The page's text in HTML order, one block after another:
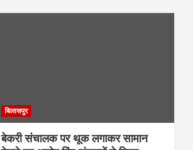
बिलासपुर
बेकरी संचालक पर थूक लगाकर सामान